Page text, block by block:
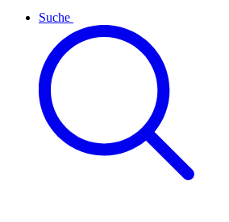
Suche